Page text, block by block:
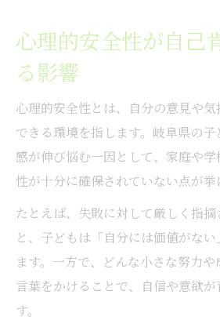
県章やれんげ草が子ども
える力
身近な自然や文化が自己
もし子どもが自信を失ってい
自己肯定感が下がったと
ト法
子どもの自信回復に必要
き
心理的安全性が自己
る影響
心理的安全性とは、自分の意見や
できる環境を指します。岐阜県の
感が伸び悩む一因として、家庭や
性が十分に確保されていない点が挙
たとえば、失敗に対して厳しく指
と、子どもは「自分には価値がな
ます。一方で、どんな小さな努力
言葉をかけることで、自信や意欲
す。